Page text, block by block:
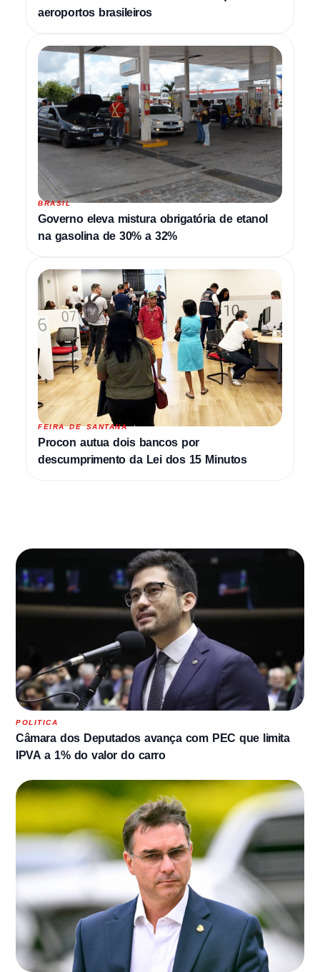
aeroportos brasileiros
BRASIL
Governo eleva mistura obrigatória de etanol
na gasolina de 30% a 32%
FEIRA DE SANTANA
Procon autua dois bancos por
descumprimento da Lei dos 15 Minutos
POLITICA
Câmara dos Deputados avança com PEC que limita
IPVA a 1% do valor do carro